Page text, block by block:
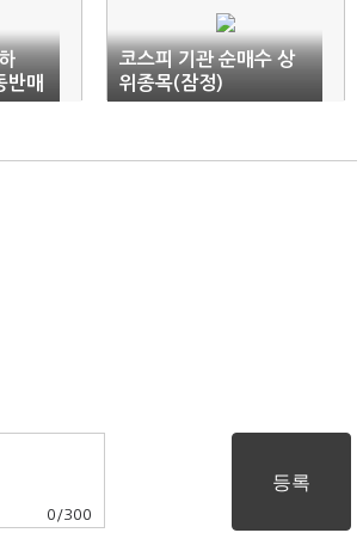
반매
코스피 기관 순매수 상
위종목(잠정)
0 /300